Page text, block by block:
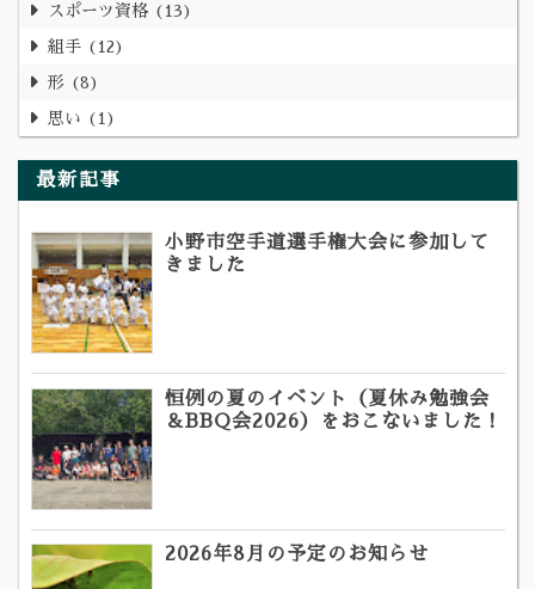
スポーツ資格 13
組手 12
形 8
思い 1
最新記事
小野市空手道選手権大会に参加して
きました
恒例の夏のイベント（夏休み勉強会
＆BBQ会2026）をおこないました！
2026年8月の予定のお知らせ